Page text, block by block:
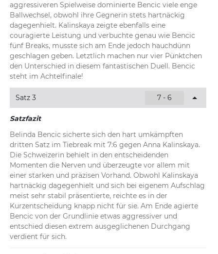
aggressiveren Spielweise dominierte Bencic viele enge
Ballwechsel, obwohl ihre Gegnerin stets hartnäckig
dagegenhielt. Kalinskaya zeigte ebenfalls eine
couragierte Leistung und verbuchte genau wie Bencic
fünf Breaks, musste sich am Ende jedoch hauchdünn
geschlagen geben. Letztlich machen nur vier Pünktchen
den Unterschied in diesem fantastischen Duell. Bencic
steht im Achtelfinale!
Satz 3 7 - 6
Satzfazit
Belinda Bencic sicherte sich den hart umkämpften
dritten Satz im Tiebreak mit 7:6 gegen Anna Kalinskaya.
Die Schweizerin behielt in den entscheidenden
Momenten die Nerven und überzeugte vor allem mit
einer starken und präzisen Vorhand. Obwohl Kalinskaya
hartnäckig dagegenhielt und sich bei eigenem Aufschlag
meist sehr stabil präsentierte, reichte es in der
Kurzentscheidung knapp nicht für sie. Am Ende agierte
Bencic von der Grundlinie etwas aggressiver und
entschied diesen extrem ausgeglichenen Durchgang
verdient für sich.